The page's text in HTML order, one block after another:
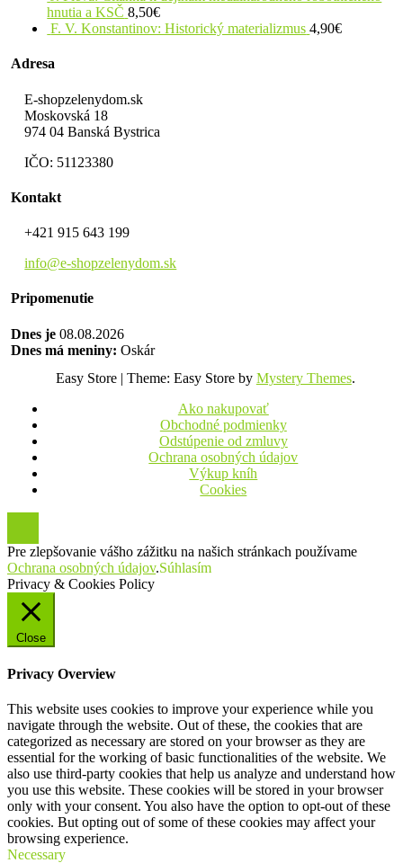
hnutia a KSČ 8,50€
F. V. Konstantinov: Historický materializmus 4,90€
Adresa
E-shopzelenydom.sk
Moskovská 18
974 04 Banská Bystrica
IČO: 51123380
Kontakt
+421 915 643 199
info@e-shopzelenydom.sk
Pripomenutie
Dnes je 08.08.2026
Dnes má meniny: Oskár
Easy Store | Theme: Easy Store by Mystery Themes.
Ako nakupovať
Obchodné podmienky
Odstúpenie od zmluvy
Ochrana osobných údajov
Výkup kníh
Cookies
Pre zlepšovanie vášho zážitku na našich stránkach používame
Ochrana osobných údajov.Súhlasím
Privacy & Cookies Policy
Close
Privacy Overview
This website uses cookies to improve your experience while you
navigate through the website. Out of these, the cookies that are
categorized as necessary are stored on your browser as they are
essential for the working of basic functionalities of the website. We
also use third-party cookies that help us analyze and understand how
you use this website. These cookies will be stored in your browser
only with your consent. You also have the option to opt-out of these
cookies. But opting out of some of these cookies may affect your
browsing experience.
Necessary